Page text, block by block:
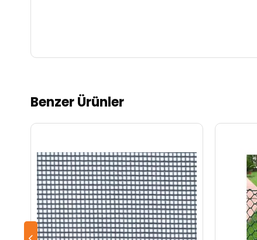
Benzer Ürünler